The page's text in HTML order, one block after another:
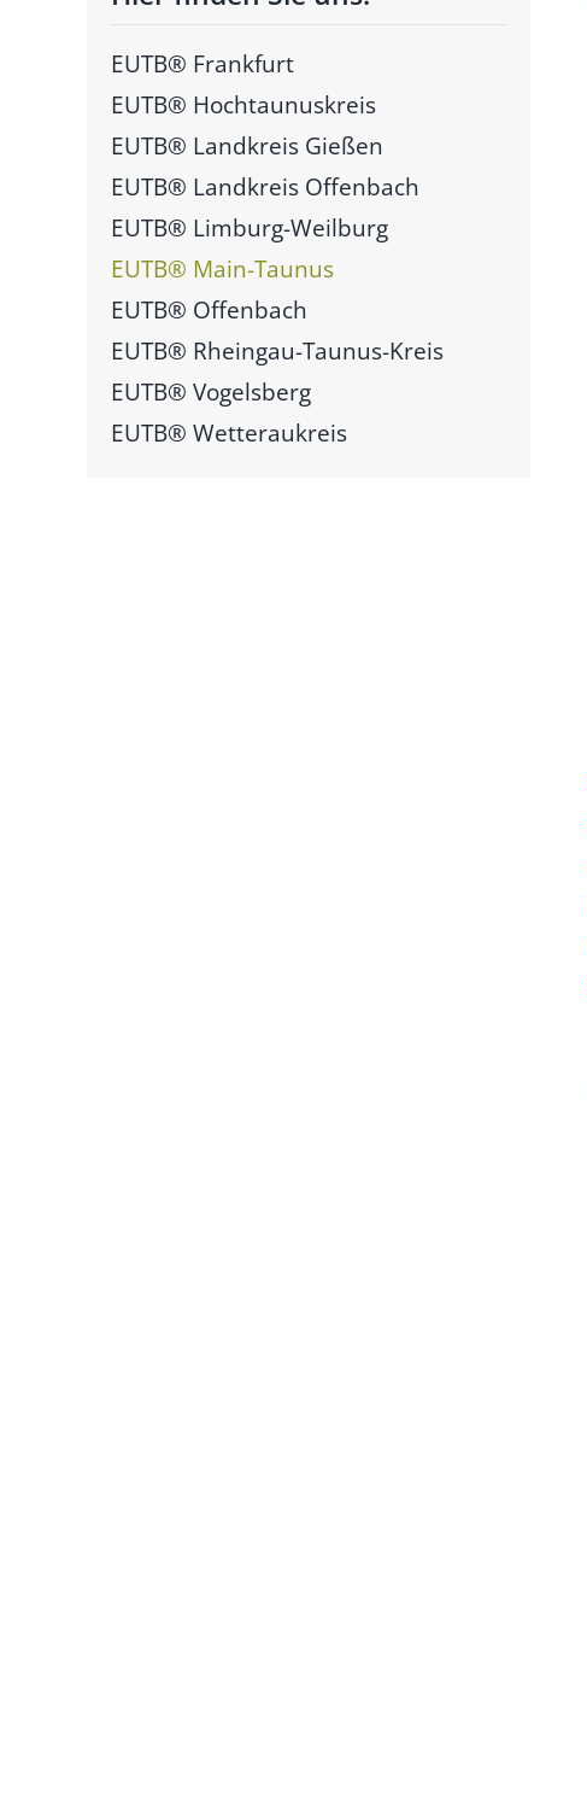
EUTB® Frankfurt
EUTB® Hochtaunuskreis
EUTB® Landkreis Gießen
EUTB® Landkreis Offenbach
EUTB® Limburg-Weilburg
EUTB® Main-Taunus
EUTB® Offenbach
EUTB® Rheingau-Taunus-Kreis
EUTB® Vogelsberg
EUTB® Wetteraukreis